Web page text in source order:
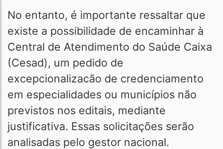
No entanto, é importante ressaltar que
existe a possibilidade de encaminhar à
Central de Atendimento do Saúde Caixa
(Cesad), um pedido de
excepcionalizacão de credenciamento
em especialidades ou municípios não
previstos nos editais, mediante
justificativa. Essas solicitações serão
analisadas pelo gestor nacional.